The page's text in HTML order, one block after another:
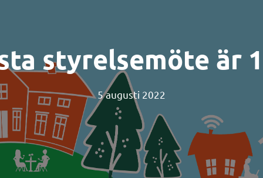
styrelsemöte är
5 augusti 2022